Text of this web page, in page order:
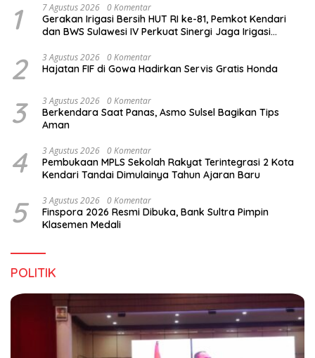
1 7 Agustus 2026 0 Komentar
Gerakan Irigasi Bersih HUT RI ke-81, Pemkot Kendari
dan BWS Sulawesi IV Perkuat Sinergi Jaga Irigasi
2 3 Agustus 2026 0 Komentar
Hajatan FIF di Gowa Hadirkan Servis Gratis Honda
3 3 Agustus 2026 0 Komentar
Berkendara Saat Panas, Asmo Sulsel Bagikan Tips
Aman
4 3 Agustus 2026 0 Komentar
Pembukaan MPLS Sekolah Rakyat Terintegrasi 2 Kota
Kendari Tandai Dimulainya Tahun Ajaran Baru
5 3 Agustus 2026 0 Komentar
Finspora 2026 Resmi Dibuka, Bank Sultra Pimpin
Klasemen Medali
POLITIK